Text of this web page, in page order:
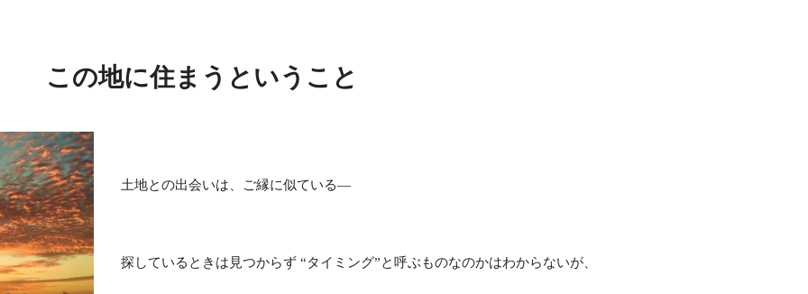
この地に住まうということ
土地との出会いは、ご縁に似ている―
探しているときは見つからず “タイミング”と呼ぶものなのかはわからないが、